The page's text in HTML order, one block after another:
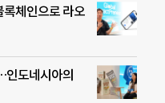
체인으로 라오
인도네시아의